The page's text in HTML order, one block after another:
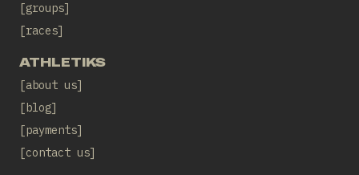
groups
races
ATHLETIKS
about us
blog
payments
contact us